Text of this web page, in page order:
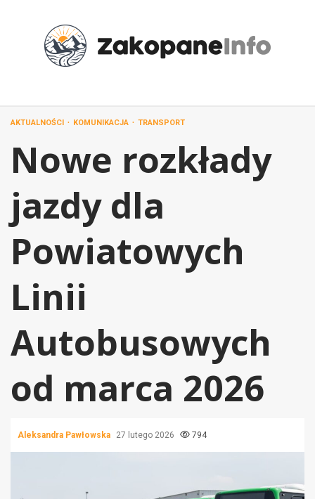
AKTUALNOŚCI KOMUNIKACJA TRANSPORT
Nowe rozkłady
jazdy dla
Powiatowych
Linii
Autobusowych
od marca 2026
Aleksandra Pawłowska 27 lutego 2026 794